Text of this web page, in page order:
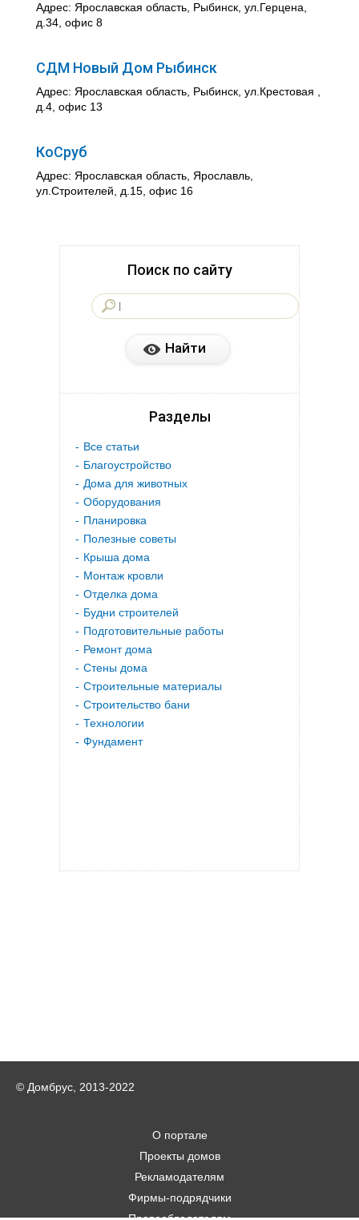
Адрес: Ярославская область, Рыбинск, ул.Герцена,
д.34, офис 8
СДМ Новый Дом Рыбинск
Адрес: Ярославская область, Рыбинск, ул.Крестовая ,
д.4, офис 13
КоСруб
Адрес: Ярославская область, Ярославль,
ул.Строителей, д.15, офис 16
Поиск по сайту
Разделы
Все статьи
Благоустройство
Дома для животных
Оборудования
Планировка
Полезные советы
Крыша дома
Монтаж кровли
Отделка дома
Будни строителей
Подготовительные работы
Ремонт дома
Стены дома
Строительные материалы
Строительство бани
Технологии
Фундамент
© Домбрус, 2013-2022
О портале
Проекты домов
Рекламодателям
Фирмы-подрядчики